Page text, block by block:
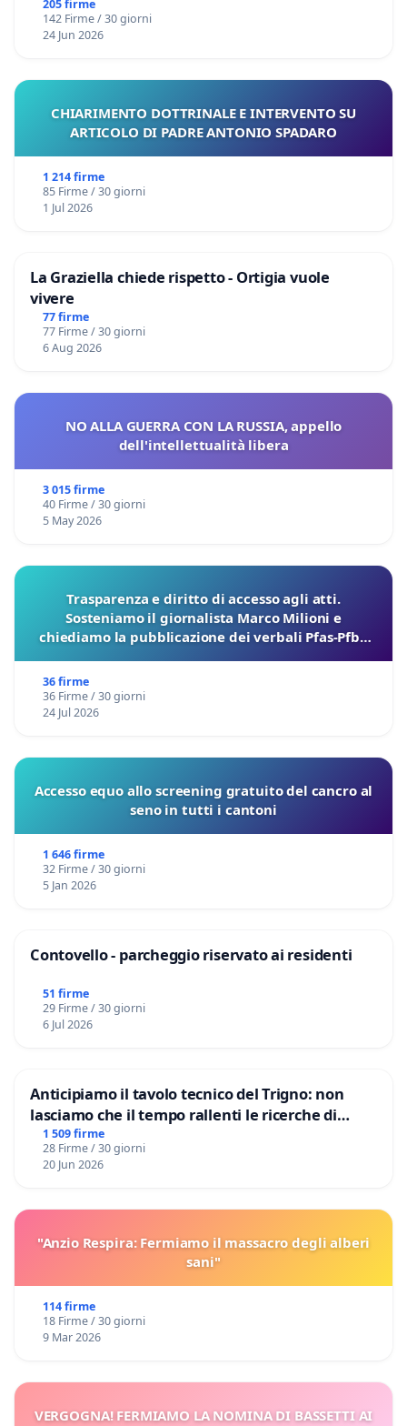
Files
205 firme
142 Firme / 30 giorni
24 Jun 2026
CHIARIMENTO DOTTRINALE E INTERVENTO SU
ARTICOLO DI PADRE ANTONIO SPADARO
1 214 firme
85 Firme / 30 giorni
1 Jul 2026
La Graziella chiede rispetto - Ortigia vuole
vivere
77 firme
77 Firme / 30 giorni
6 Aug 2026
NO ALLA GUERRA CON LA RUSSIA, appello
dell'intellettualità libera
3 015 firme
40 Firme / 30 giorni
5 May 2026
Trasparenza e diritto di accesso agli atti.
Sosteniamo il giornalista Marco Milioni e
chiediamo la pubblicazione dei verbali Pfas-Pfba
36 firme
36 Firme / 30 giorni
24 Jul 2026
Accesso equo allo screening gratuito del cancro al
seno in tutti i cantoni
1 646 firme
32 Firme / 30 giorni
5 Jan 2026
Contovello - parcheggio riservato ai residenti
51 firme
29 Firme / 30 giorni
6 Jul 2026
Anticipiamo il tavolo tecnico del Trigno: non
lasciamo che il tempo rallenti le ricerche di
Domenico Racanati
1 509 firme
28 Firme / 30 giorni
20 Jun 2026
"Anzio Respira: Fermiamo il massacro degli alberi
sani"
114 firme
18 Firme / 30 giorni
9 Mar 2026
VERGOGNA! FERMIAMO LA NOMINA DI BASSETTI AI